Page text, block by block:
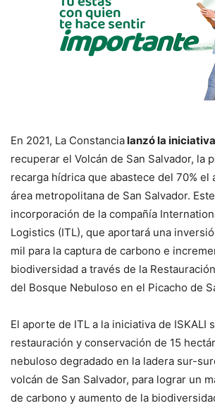
En 2021, La Constancialanzó la
recuperar el Volcán de San Salvador, la
recarga hídrica que abastece del 70% el
área metropolitana de San Salvador.
incorporación de la compañía
Logistics (ITL), que aportará una
mil para la captura de carbono e
biodiversidad a través de la
del Bosque Nebuloso en el Picacho de
El aporte de ITL a la iniciativa de ISKALI
restauración y conservación de 15
nebuloso degradado en la ladera sur-
volcán de San Salvador, para lograr un
de carbono y aumento de la